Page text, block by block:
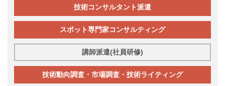
技術コンサルタント派遣
スポット専門家コンサルティング
講師派遣(社員研修)
技術動向調査・市場調査・技術ライティング